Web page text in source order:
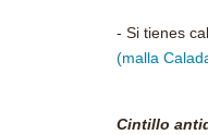
- Si tienes
(malla
Cintillo